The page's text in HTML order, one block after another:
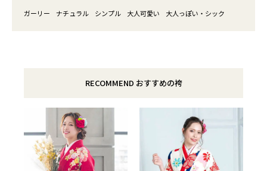
ガーリー
ナチュラル シンプル 大人可愛い 大人っぽい・シック
RECOMMEND おすすめの袴